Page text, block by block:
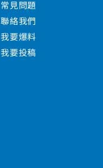
常見問題
聯絡我們
我要爆料
我要投稿